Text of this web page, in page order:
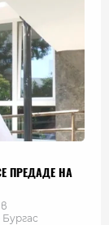
ПРЕДАДЕ НА